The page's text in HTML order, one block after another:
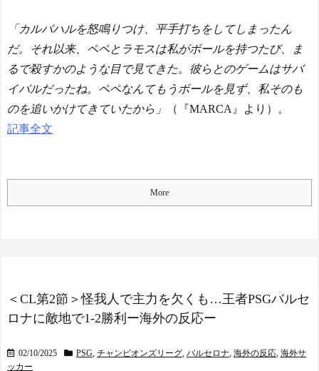
ルを守り切る！
The Show Must Go On: Co
ping with Success and Failure
in Showbiz
【日本代表】ボーフム浅
野が日本に重要な勝利をも
たらす！ドイツ紙
海外サッカー、引退する
Powered by livedoor 相互RS
「カルバハルを怒鳴りつけ、平手打ちをしてしまったん
だ。それ以来、ペペとラモスは私がボールを持つたび、ま
るで殺すかのような目で見てきた。彼らとのゲームはサバ
イバルだったね。ペペなんてもうボールを見ず、私そのも
のを追いかけてきていたから」
（『MARCA』より）。
記事全文
More
＜CL第2節＞怪我人で主力を欠くも…王者PSGバルセ
ロナに敵地で1-2勝利ー海外の反応ー
02/10/2025 PSG, チャンピオンズリーグ, バルセロナ, 海外の反応, 海外サ
ッカー